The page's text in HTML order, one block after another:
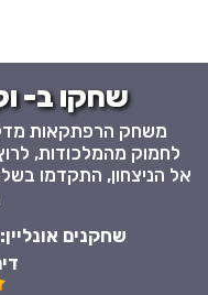
שחקו ב- וקס 4 חינם
לחמוק מהמלכודות,
אל הניצחון, התקדמו
שחקנים אונליין: